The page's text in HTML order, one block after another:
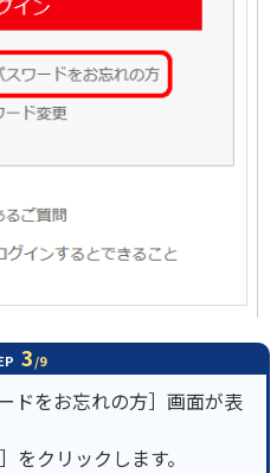
3/9
ドをお忘れの方］画面が表
をクリックします。